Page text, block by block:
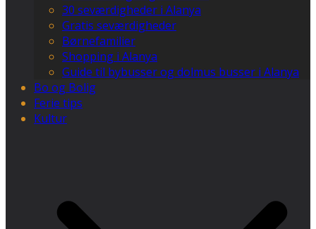
30 seværdigheder i Alanya
Gratis seværdigheder
Børnefamilier
Shopping i Alanya
Guide til bybusser og dolmus busser i Alanya
Bo og Bolig
Ferie tips
Kultur